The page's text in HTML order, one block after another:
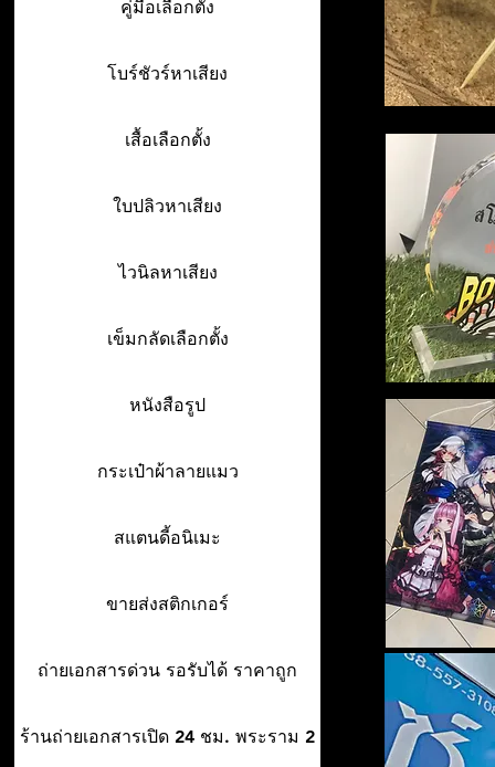
คู่มือเลือกตั้ง
โบร์ชัวร์หาเสียง
เสื้อเลือกตั้ง
ใบปลิวหาเสียง
ไวนิลหาเสียง
เข็มกลัดเลือกตั้ง
หนังสือรูป
กระเป๋าผ้าลายแมว
สแตนดี้อนิเมะ
ขายส่งสติกเกอร์
ถ่ายเอกสารด่วน รอรับได้ ราคาถูก
ร้านถ่ายเอกสารเปิด 24 ชม. พระราม 2